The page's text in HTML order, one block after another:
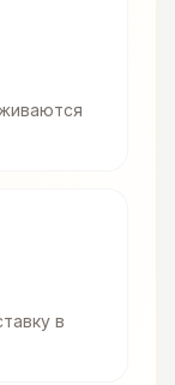
в